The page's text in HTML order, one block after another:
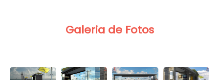
Galeria de Fotos